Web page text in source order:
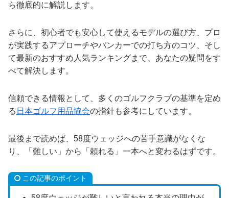
ら徹底的に解説します。
さらに、初心者でも安心して使えるモデルの選び方、プロ
が実践するアプローチやバンカーでの打ち方のコツ、そし
て最新のおすすめ人気ランキングまで、あなたの疑問をす
べて解決します。
信頼できる情報として、多くのゴルフクラブの基準を定め
る 日本ゴルフ用品協会の指針も参考にしています。
最後まで読めば、58度ウェッジへの苦手意識がなくな
り、「難しい」から「頼れる」一本へと変わるはずです。
この記事のポイント